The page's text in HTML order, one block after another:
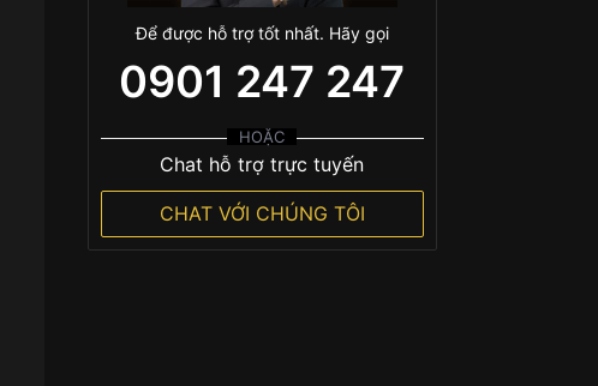
Để được hỗ trợ tốt nhất. Hãy gọi
0901 247 247
HOẶC
Chat hỗ trợ trực tuyến
CHAT VỚI CHÚNG TÔI